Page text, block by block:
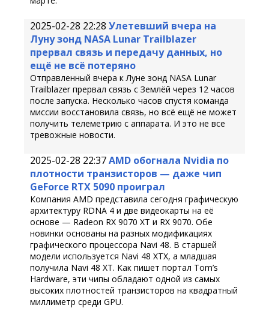
2025-02-28 22:28 Улетевший вчера на
Луну зонд NASA Lunar Trailblazer
прервал связь и передачу данных, но
ещё не всё потеряно
Отправленный вчера к Луне зонд NASA Lunar
Trailblazer прервал связь с Землёй через 12 часов
после запуска. Несколько часов спустя команда
миссии восстановила связь, но всё ещё не может
получить телеметрию с аппарата. И это не все
тревожные новости.
2025-02-28 22:37AMD обогнала Nvidia по
плотности транзисторов — даже чип
GeForce RTX 5090 проиграл
Компания AMD представила сегодня графическую
архитектуру RDNA 4 и две видеокарты на её
основе — Radeon RX 9070 XT и RX 9070. Обе
новинки основаны на разных модификациях
графического процессора Navi 48. В старшей
модели используется Navi 48 XTX, а младшая
получила Navi 48 XT. Как пишет портал Tom’s
Hardware, эти чипы обладают одной из самых
высоких плотностей транзисторов на квадратный
миллиметр среди GPU.